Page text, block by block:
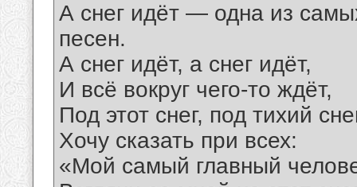
А снег идёт — одна из
песен.
А снег идёт, а снег идёт,
И всё вокруг чего-то ждёт,
Под этот снег, под тихий
Хочу сказать при всех:
«Мой самый главный